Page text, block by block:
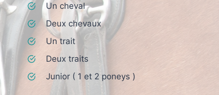
Un cheval
Deux chevaux
Un trait
Deux traits
Junior ( 1 et 2 poneys )